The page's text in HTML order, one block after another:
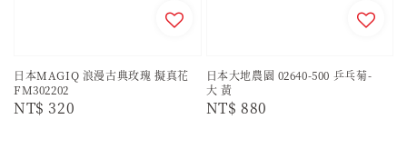
日本MAGIQ 浪漫古典玫瑰 擬真花
FM302202
Regular
NT$ 320
日本大地農園 02640-500 乒乓菊-
大 黃
Regular
NT$ 880